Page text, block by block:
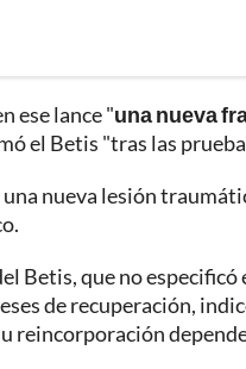
ese lance "una nueva
el Betis "tras las
nueva lesión
Betis, que no
de recuperación,
reincorporación